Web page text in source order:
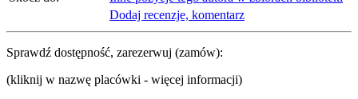
Dodaj recenzje, komentarz
Sprawdź dostępność, zarezerwuj (zamów):
(kliknij w nazwę placówki - więcej informacji)